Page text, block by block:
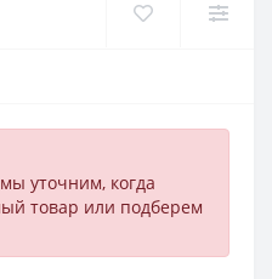
уточним, когда
товар или подберем